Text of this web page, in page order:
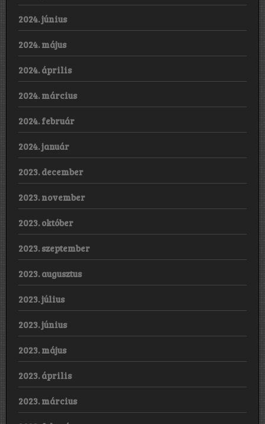
2024. június
2024. május
2024. április
2024. március
2024. február
2024. január
2023. december
2023. november
2023. október
2023. szeptember
2023. augusztus
2023. július
2023. június
2023. május
2023. április
2023. március